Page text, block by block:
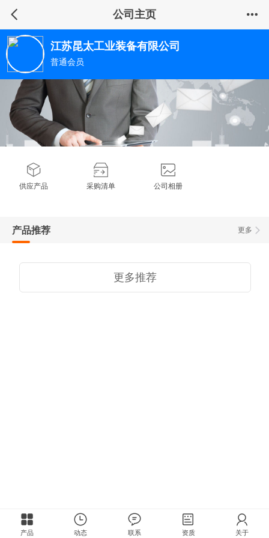
公司主页
江苏昆太工业装备有限公司
普通会员
供应产品 采购清单 公司相册
更多
产品推荐
更多推荐
产品 动态 联系 资质 关于